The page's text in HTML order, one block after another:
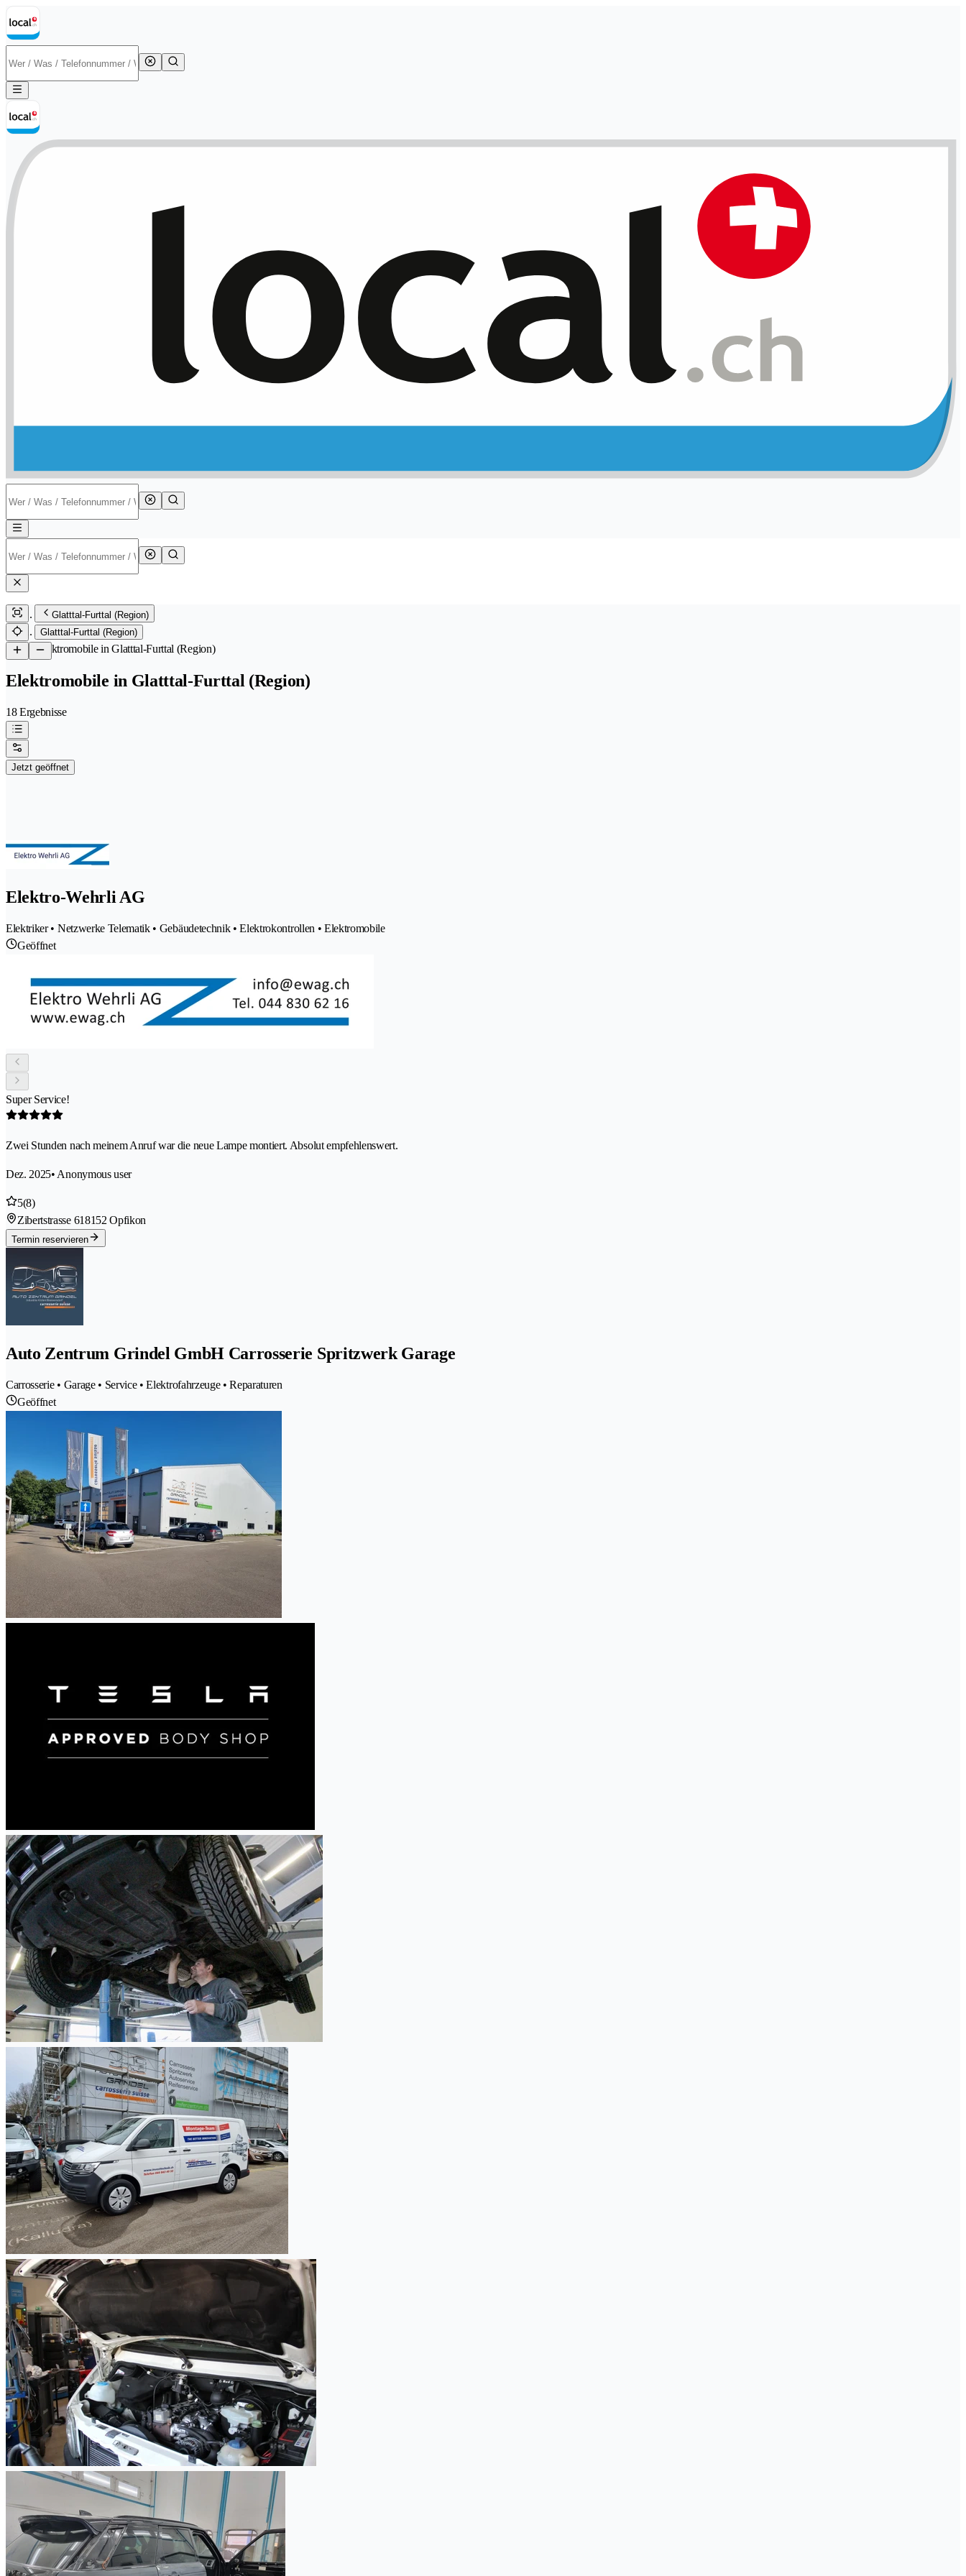
Glatttal-Furttal (Region)
Glatttal-Furttal (Region)
/Elektromobile in Glatttal-Furttal (Region)
Elektromobile in Glatttal-Furttal (Region)
18 Ergebnisse
Jetzt geöffnet
Elektro-Wehrli AG
Elektriker • Netzwerke Telematik • Gebäudetechnik • Elektrokontrollen • Elektromobile
Geöffnet
Super Service!
Zwei Stunden nach meinem Anruf war die neue Lampe montiert. Absolut empfehlenswert.
Dez. 2025• Anonymous user
5(8)
Zibertstrasse 618152 Opfikon
Termin reservieren
Auto Zentrum Grindel GmbH Carrosserie Spritzwerk Garage
Carrosserie • Garage • Service • Elektrofahrzeuge • Reparaturen
Geöffnet